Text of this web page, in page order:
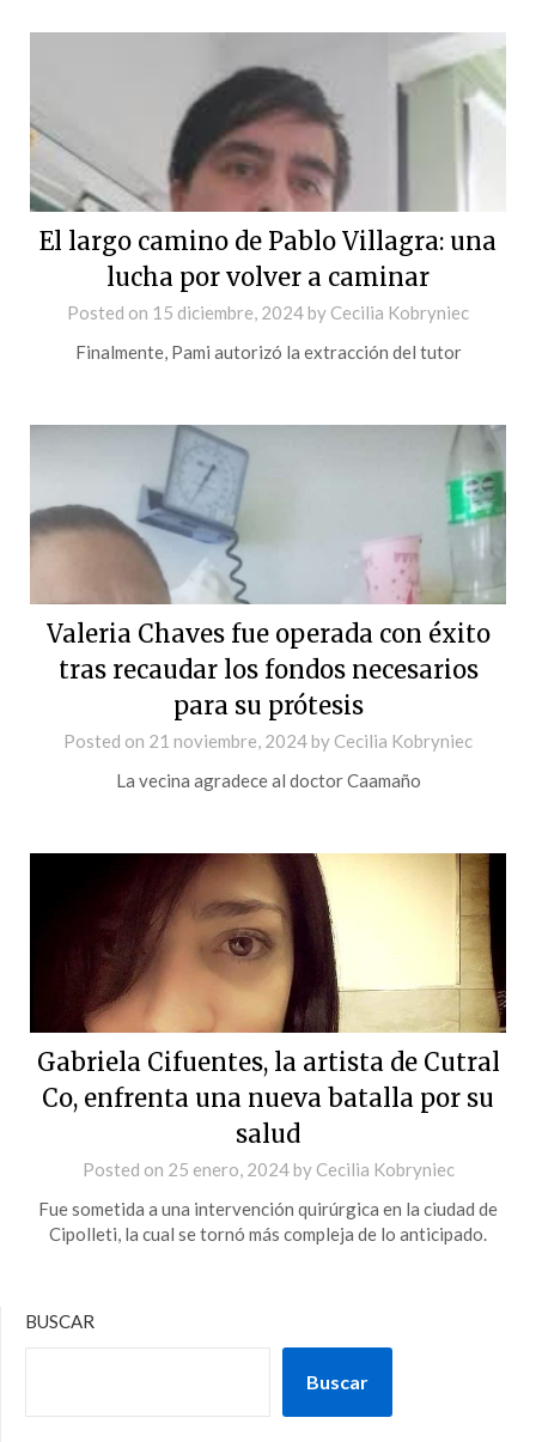
El largo camino de Pablo Villagra: una
lucha por volver a caminar
Posted on 15 diciembre, 2024by Cecilia Kobryniec
Finalmente, Pami autorizó la extracción del tutor
Valeria Chaves fue operada con éxito
tras recaudar los fondos necesarios
para su prótesis
Posted on 21 noviembre, 2024by Cecilia Kobryniec
La vecina agradece al doctor Caamaño
Gabriela Cifuentes, la artista de Cutral
Co, enfrenta una nueva batalla por su
salud
Posted on 25 enero, 2024by Cecilia Kobryniec
Fue sometida a una intervención quirúrgica en la ciudad de
Cipolleti, la cual se tornó más compleja de lo anticipado.
BUSCAR
Buscar